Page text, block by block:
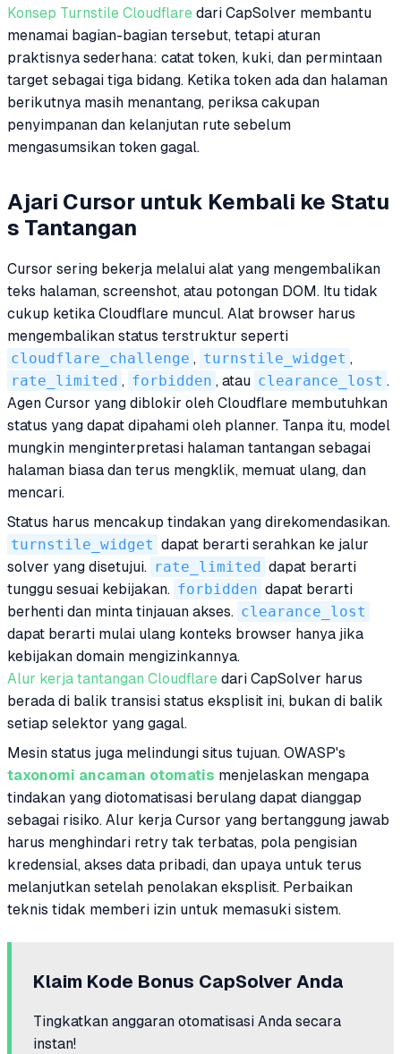
Konsep Turnstile Cloudflare dari CapSolver membantu
menamai bagian-bagian tersebut, tetapi aturan
praktisnya sederhana: catat token, kuki, dan permintaan
target sebagai tiga bidang. Ketika token ada dan halaman
berikutnya masih menantang, periksa cakupan
penyimpanan dan kelanjutan rute sebelum
mengasumsikan token gagal.
Ajari Cursor untuk Kembali ke Statu
s Tantangan
Cursor sering bekerja melalui alat yang mengembalikan
teks halaman, screenshot, atau potongan DOM. Itu tidak
cukup ketika Cloudflare muncul. Alat browser harus
mengembalikan status terstruktur seperti
cloudflare_challenge , turnstile_widget ,
rate_limited , forbidden , atau clearance_lost .
Agen Cursor yang diblokir oleh Cloudflare membutuhkan
status yang dapat dipahami oleh planner. Tanpa itu, model
mungkin menginterpretasi halaman tantangan sebagai
halaman biasa dan terus mengklik, memuat ulang, dan
mencari.
Status harus mencakup tindakan yang direkomendasikan.
turnstile_widget dapat berarti serahkan ke jalur
solver yang disetujui. rate_limited dapat berarti
tunggu sesuai kebijakan. forbidden dapat berarti
berhenti dan minta tinjauan akses. clearance_lost
dapat berarti mulai ulang konteks browser hanya jika
kebijakan domain mengizinkannya.
Alur kerja tantangan Cloudflare dari CapSolver harus
berada di balik transisi status eksplisit ini, bukan di balik
setiap selektor yang gagal.
Mesin status juga melindungi situs tujuan. OWASP's
taxonomi ancaman otomatis menjelaskan mengapa
tindakan yang diotomatisasi berulang dapat dianggap
sebagai risiko. Alur kerja Cursor yang bertanggung jawab
harus menghindari retry tak terbatas, pola pengisian
kredensial, akses data pribadi, dan upaya untuk terus
melanjutkan setelah penolakan eksplisit. Perbaikan
teknis tidak memberi izin untuk memasuki sistem.
Klaim Kode Bonus CapSolver Anda
Tingkatkan anggaran otomatisasi Anda secara
instan!